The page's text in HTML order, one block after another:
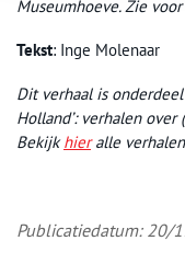
Museumhoeve. Zie
Tekst: Inge Molenaar
Dit verhaal is
Holland’: verhalen
Bekijkhieralle
Publicatiedatum: 20/